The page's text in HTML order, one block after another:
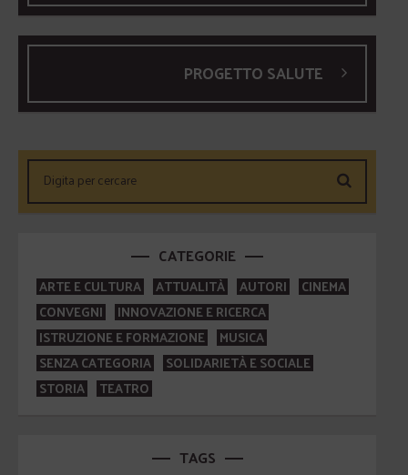
PROGETTO SALUTE
CATEGORIE
ARTE E CULTURA ATTUALITÀ AUTORI
CINEMA
CONVEGNI
INNOVAZIONE E RICERCA
ISTRUZIONE E FORMAZIONE
MUSICA
SENZA CATEGORIA
SOLIDARIETÀ E SOCIALE
STORIA
TEATRO
TAGS